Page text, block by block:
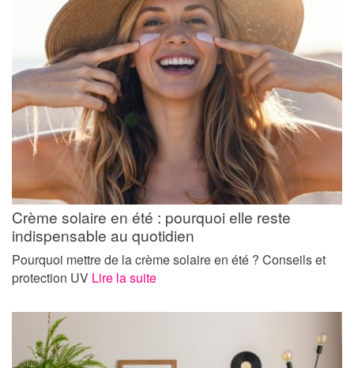
Crème solaire en été : pourquoi elle reste
indispensable au quotidien
Pourquoi mettre de la crème solaire en été ? Conseils et
protection UV Lire la suite